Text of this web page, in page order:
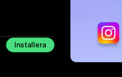
Installera